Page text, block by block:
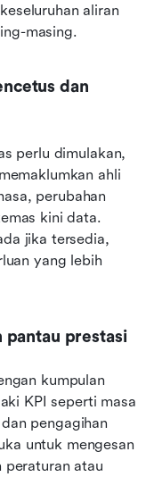
aliran
masing.
dan
perlu dimulakan,
ahli
perubahan
kini data.
jika tersedia,
yang lebih
pantau prestasi
kumpulan
KPI seperti masa
pengagihan
untuk mengesan
peraturan atau